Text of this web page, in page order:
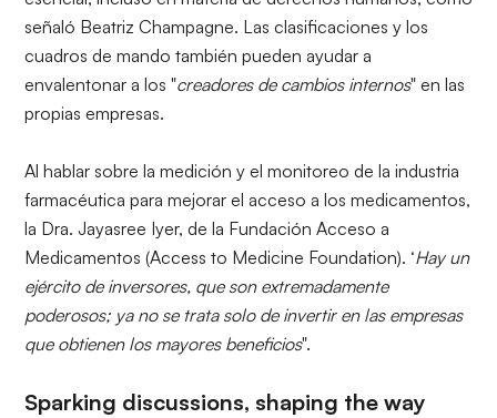
señaló Beatriz Champagne. Las clasificaciones y los
cuadros de mando también pueden ayudar a
envalentonar a los "creadores de cambios internos" en las
propias empresas.
Al hablar sobre la medición y el monitoreo de la industria
farmacéutica para mejorar el acceso a los medicamentos,
la Dra. Jayasree Iyer, de la Fundación Acceso a
Medicamentos (Access to Medicine Foundation). ‘Hay un
ejército de inversores, que son extremadamente
poderosos; ya no se trata solo de invertir en las empresas
que obtienen los mayores beneficios".
Sparking discussions, shaping the way